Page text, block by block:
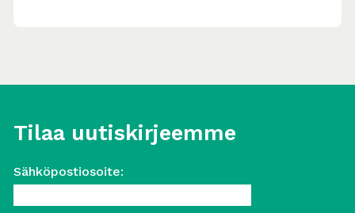
Tilaa uutiskirjeemme
Sähköpostiosoite: